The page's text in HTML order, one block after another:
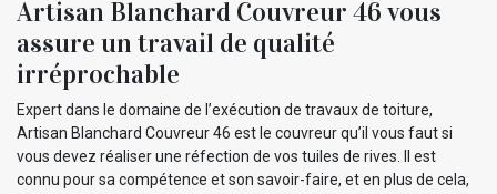
Artisan Blanchard Couvreur 46 vous
assure un travail de qualité
irréprochable
Expert dans le domaine de l’exécution de travaux de toiture,
Artisan Blanchard Couvreur 46 est le couvreur qu’il vous faut si
vous devez réaliser une réfection de vos tuiles de rives. Il est
connu pour sa compétence et son savoir-faire, et en plus de cela,